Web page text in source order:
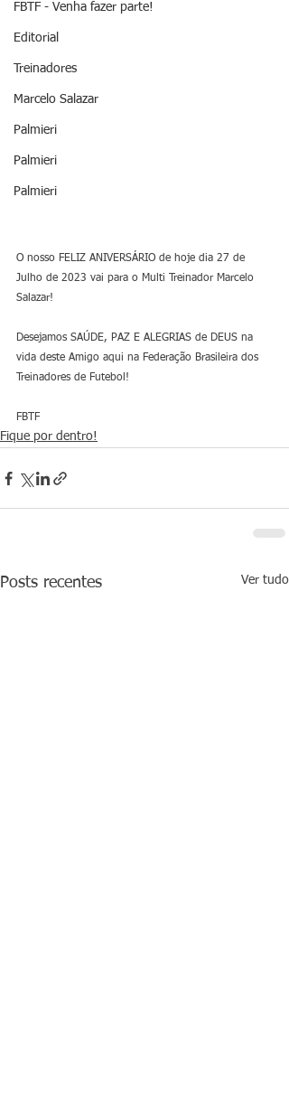
FBTF - Venha fazer parte!
Editorial
Treinadores
Marcelo Salazar
Palmieri
Palmieri
Palmieri
O nosso FELIZ ANIVERSÁRIO de hoje dia 27 de
Julho de 2023 vai para o Multi Treinador Marcelo
Salazar!
Desejamos SAÚDE, PAZ E ALEGRIAS de DEUS na
vida deste Amigo aqui na Federação Brasileira dos
Treinadores de Futebol!
FBTF
Fique por dentro!
Posts recentes Ver tudo